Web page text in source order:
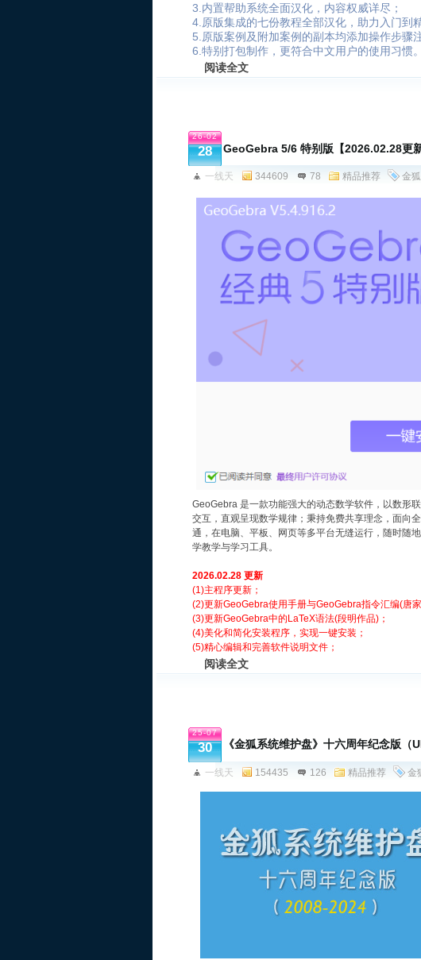
3.内置帮助系统全面汉化，内容权威详尽；
4.原版集成的七份教程全部汉化，助力入门到
5.原版案例及附加案例的副本均添加操作步骤
6.特别打包制作，更符合中文用户的使用习惯。
阅读全文
26-02
28 GeoGebra 5/6 特别版【2026.02.28更
一线天 344609 78 精品推荐 金
GeoGebra 是一款功能强大的动态数学软件，以数形
交互，直观呈现数学规律；秉持免费共享理念，面向
通，在电脑、平板、网页等多平台无缝运行，随时随
学教学与学习工具。
2026.02.28 更新
(1)主程序更新；
(2)更新GeoGebra使用手册与GeoGebra指令汇编(唐家
(3)更新GeoGebra中的LaTeX语法(段明作品)；
(4)美化和简化安装程序，实现一键安装；
(5)精心编辑和完善软件说明文件；
阅读全文
25-07
30 《金狐系统维护盘》十六周年纪念版（
一线天 154435 126 精品推荐 金